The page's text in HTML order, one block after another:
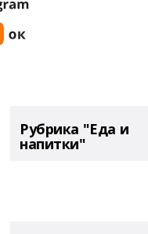
Рубрика "Еда и
напитки"